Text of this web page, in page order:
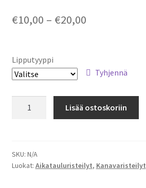
€10,00 – €20,00Price
through
€20,00
Lipputyyppi
Tyhjennä
14:00-
16:00
Lisää ostoskoriin
SKU: N/A
Luokat: Aikatauluristeilyt, Kanavaristeilyt